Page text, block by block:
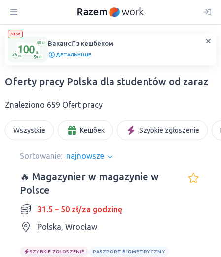
NEW
Вакансії з кешбеком
ДЕТАЛЬНІШЕ
Oferty pracy Polska dla studentów od zaraz
Znaleziono 659 Ofert pracy
Wszystkie Кешбек Szybkie zgłoszenie
Sortowanie: najnowsze
🔥 Magazynier w magazynie w
Polsce
31.5 – 50 zł/za godzinę
Polska, Wrocław
SZYBKIE ZGŁOSZENIE
PASZPORT BIOMETRYCZNY